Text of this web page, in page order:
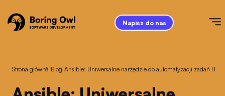
Napisz do nas
Strona główna
/ Blog
/ Ansible: Uniwersalne narzędzie do automatyzacji zadań IT